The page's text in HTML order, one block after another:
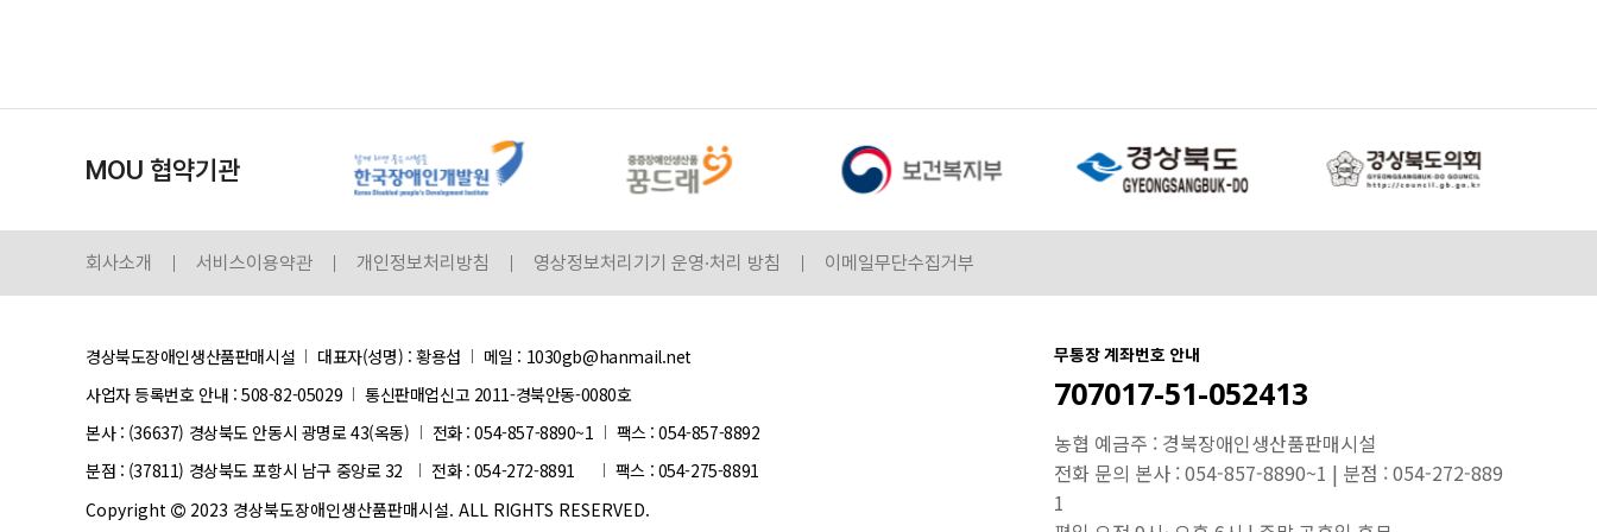
MOU 협약기관
회사소개 서비스이용약관 개인정보처리방침 영상정보처리기기 운영·처리 방침 이메일무단수집거부
경상북도장애인생산품판매시설 대표자(성명) : 황용섭
메일 : 1030gb@hanmail.net
사업자 등록번호 안내 :508-82-05029
통신판매업신고 2011-경북안동-0080호
본사 : (36637) 경상북도 안동시 광명로 43(옥동)
전화 : 054-857-8890~1
팩스 : 054-857-8892
분점 : (37811) 경상북도 포항시 남구 중앙로 32
전화 : 054-272-8891
팩스 : 054-275-8891
Copyright
2023 경상북도장애인생산품판매시설. ALL RIGHTS RESERVED.
무통장 계좌번호 안내
707017-51-052413
농협 예금주 : 경북장애인생산품판매시설
전화 문의 본사 : 054-857-8890~1 | 분점 : 054-272-889
1